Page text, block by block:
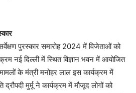
पुरस्कार समारोह 2024 में विजेताओं को
नई दिल्ली में स्थित विज्ञान भवन में आयोजित
के मंत्री मनोहर लाल इस कार्यक्रम में
द्रौपदी मुर्मू ने कार्यक्रम में मौजूद लोगों को